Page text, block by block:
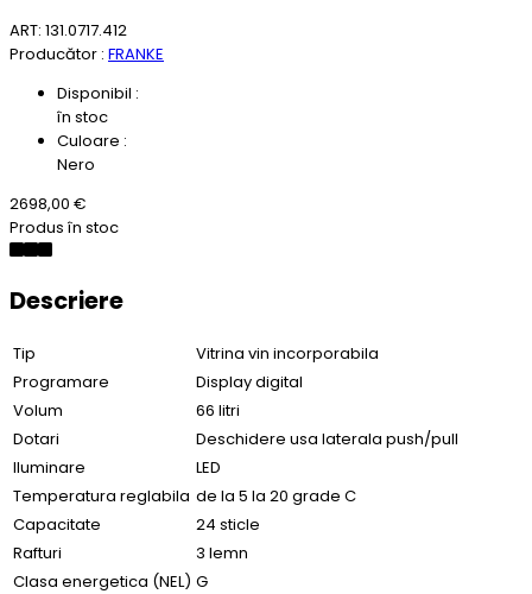
ART: 131.0717.412
Producător : FRANKE
Disponibil :
în stoc
Culoare :
Nero
2698,00 €
Produs în stoc
Descriere
Tip
Vitrina vin incorporabila
Programare
Display digital
Volum
66 litri
Dotari
Deschidere usa laterala push/pull
Iluminare
LED
Temperatura reglabila de la 5 la 20 grade C
Capacitate
24 sticle
Rafturi
3 lemn
Clasa energetica (NEL) G